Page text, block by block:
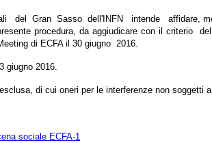
del Gran Sasso dell'INFN intende affidare,
procedura, da aggiudicare con il criterio
di ECFA il 30 giugno 2016.
giugno 2016.
di cui oneri per le interferenze non soggetti
sociale ECFA-1